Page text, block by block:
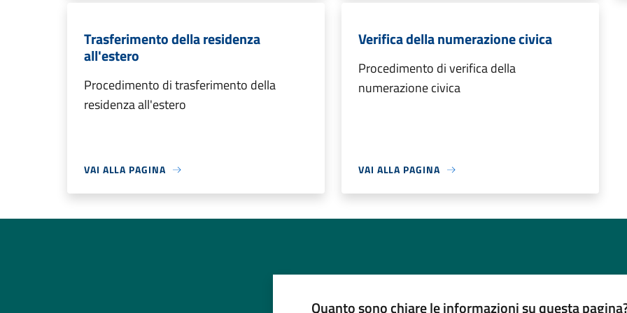
Trasferimento della residenza
all'estero
Procedimento di trasferimento della
residenza all'estero
VAI ALLA PAGINA
Verifica della numerazione civica
Procedimento di verifica della
numerazione civica
VAI ALLA PAGINA
Quanto sono chiare le informazioni su questa